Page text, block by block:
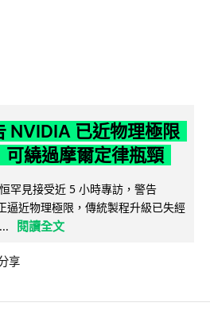
NVIDIA 已近物理極限
可繞過摩爾定律瓶頸
罕見接受近 5 小時專訪，警告
逼近物理極限，傳統製程升級已失經
閱讀全文
享